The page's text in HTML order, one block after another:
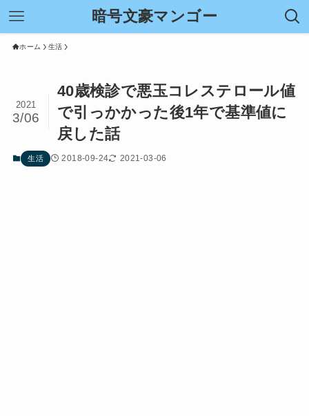
暗号文豪マンゴー
ホーム 生活
40歳検診で悪玉コレステロール値
で引っかかった後1年で基準値に
戻した話
2021
3/06
生活 2018-09-24 2021-03-06